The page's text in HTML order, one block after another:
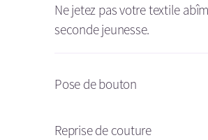
Ne jetez pas votre textile
seconde jeunesse.
Pose de bouton
Reprise de couture